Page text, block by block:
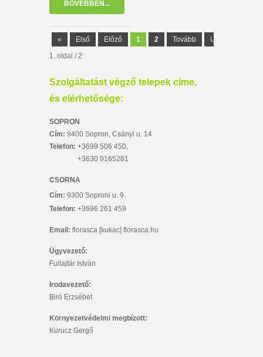
BŐVEBBEN...
« Első Előző 1 2 Tovább Utolsó
1. oldal / 2
Szolgáltatást végző telepek címe,
és elérhetősége:
SOPRON
Cím: 9400 Sopron, Csányi u. 14
Telefon: +3699 506 450,
+3630 9165281
CSORNA
Cím: 9300 Soproni u. 9.
Telefon: +3696 261 459
Email: florasca [kukac] florasca.hu
Ügyvezető:
Fullajtár István
Irodavezető:
Biró Erzsébet
Környezetvédelmi megbízott:
Kurucz Gergő